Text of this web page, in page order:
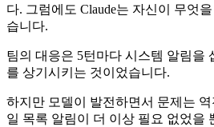
다. 그럼에도 Claude는 자신이 무엇
습니다.
팀의 대응은 5턴마다 시스템 알림을
를 상기시키는 것이었습니다.
하지만 모델이 발전하면서 문제는
일 목록 알림이 더 이상 필요 없었을